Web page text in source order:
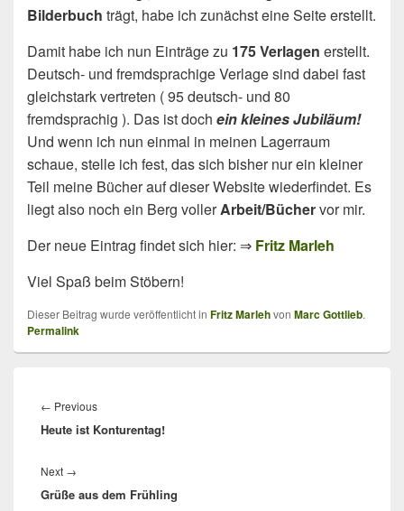
Bilderbuch trägt, habe ich zunächst eine Seite erstellt.
Damit habe ich nun Einträge zu 175 Verlagen erstellt.
Deutsch- und fremdsprachige Verlage sind dabei fast
gleichstark vertreten ( 95 deutsch- und 80
fremdsprachig ). Das ist doch ein kleines Jubiläum!
Und wenn ich nun einmal in meinen Lagerraum
schaue, stelle ich fest, das sich bisher nur ein kleiner
Teil meine Bücher auf dieser Website wiederfindet. Es
liegt also noch ein Berg vollerArbeit/Büchervor mir.
Der neue Eintrag findet sich hier: ⇒ Fritz Marleh
Viel Spaß beim Stöbern!
Dieser Beitrag wurde veröffentlicht in Fritz Marlehvon Marc Gottlieb.
Permalink
← PreviousPrevious
post:
Heute ist Konturentag!
Next →
post:
Grüße aus dem Frühling